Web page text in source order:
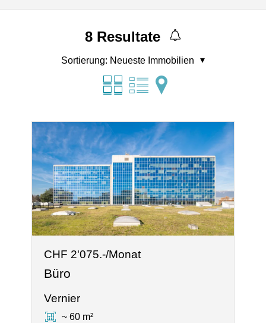
8Resultate
Sortierung: Neueste Immobilien
CHF 2'075.-/Monat
Büro
Vernier
~ 60 m²